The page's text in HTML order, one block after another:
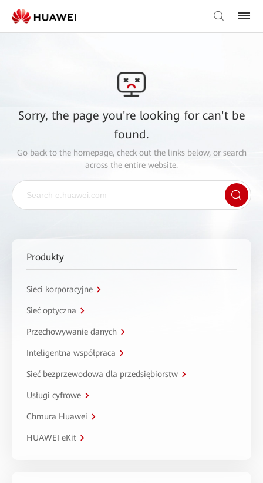
Sorry, the page you're looking for can't be
found.
Go back to the homepage, check out the links below, or search
across the entire website.
Produkty
Sieci korporacyjne
Sieć optyczna
Przechowywanie danych
Inteligentna współpraca
Sieć bezprzewodowa dla przedsiębiorstw
Usługi cyfrowe
Chmura Huawei
HUAWEI eKit